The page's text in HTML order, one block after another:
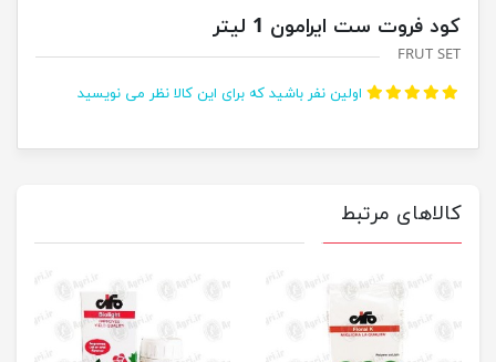
کود فروت ست ایرامون 1 لیتر
FRUT SET
اولین نفر باشید که برای این کالا نظر می نویسید
کالاهای مرتبط